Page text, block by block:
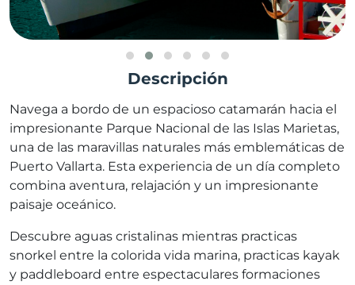
Descripción
Navega a bordo de un espacioso catamarán hacia el
impresionante Parque Nacional de las Islas Marietas,
una de las maravillas naturales más emblemáticas de
Puerto Vallarta. Esta experiencia de un día completo
combina aventura, relajación y un impresionante
paisaje oceánico.
Descubre aguas cristalinas mientras practicas
snorkel entre la colorida vida marina, practicas kayak
y paddleboard entre espectaculares formaciones